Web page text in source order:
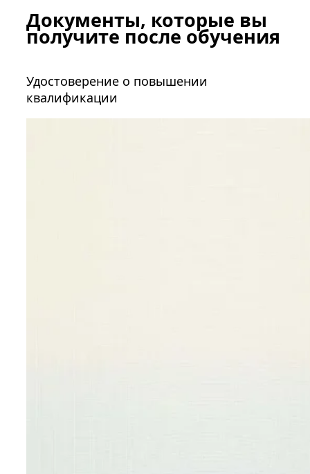
Документы, которые вы
получите после обучения
Удостоверение о повышении
квалификации